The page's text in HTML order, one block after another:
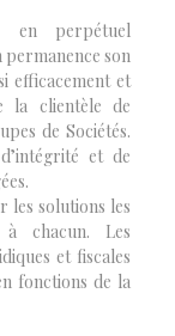
en perpétuel
son
efficacement et
la clientèle de
de Sociétés.
et de
les solutions les
chacun. Les
et fiscales
fonctions de la